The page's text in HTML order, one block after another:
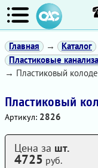
Главная → Каталог
Пластиковые
→ Пластиковый
Пластиковый
Артикул: 2826
Цена за шт.
4725 руб.